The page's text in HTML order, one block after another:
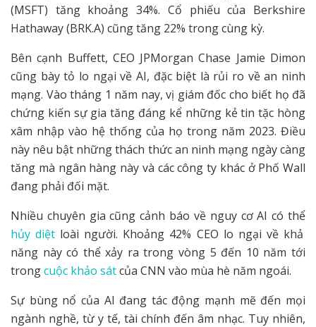
(MSFT) tăng khoảng 34%. Cổ phiếu của Berkshire
Hathaway (BRK.A) cũng tăng 22% trong cùng kỳ.
Bên cạnh Buffett, CEO JPMorgan Chase Jamie Dimon
cũng bày tỏ lo ngại về AI, đặc biệt là rủi ro về an ninh
mạng. Vào tháng 1 năm nay, vị giám đốc cho biết họ đã
chứng kiến sự gia tăng đáng kể những kẻ tin tặc hòng
xâm nhập vào hệ thống của họ trong năm 2023. Điều
này nêu bật những thách thức an ninh mạng ngày càng
tăng mà ngân hàng này và các công ty khác ở Phố Wall
đang phải đối mặt.
Nhiều chuyên gia cũng cảnh báo về nguy cơ AI có thể
hủy diệt loài người. Khoảng 42% CEO lo ngại về khả
năng này có thể xảy ra trong vòng 5 đến 10 năm tới
trongcuộc khảo sátcủa CNN vào mùa hè năm ngoái.
Sự bùng nổ của AI đang tác động mạnh mẽ đến mọi
ngành nghề, từ y tế, tài chính đến âm nhạc. Tuy nhiên,